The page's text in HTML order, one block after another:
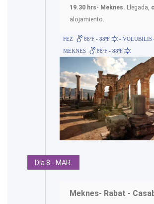
19.30 hrs- Meknes. Llegada,
alojamiento.
FEZ 88ºF - 88ºF
- VOLUBILIS
MEKNES
88ºF - 88ºF
Día 8 - MAR.
Meknes- Rabat -